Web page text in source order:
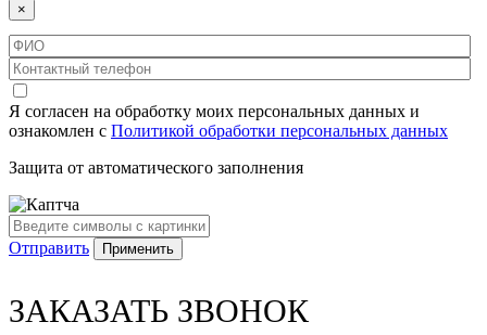
×
Я согласен на обработку моих персональных данных и
ознакомлен с Политикой обработки персональных данных
Защита от автоматического заполнения
Отправить
ЗАКАЗАТЬ ЗВОНОК